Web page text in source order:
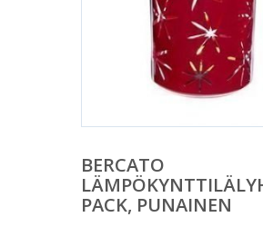
BERCATO
PACK, PUNAINEN